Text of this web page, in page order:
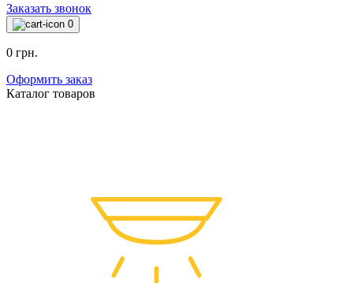
Заказать звонок
0
0 грн.
Оформить заказ
Каталог товаров